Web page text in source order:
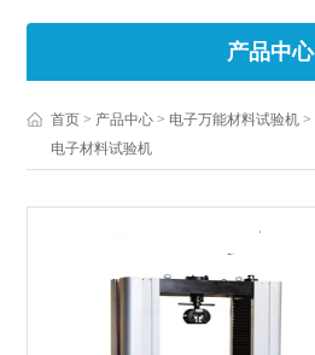
产品中心
首页 > 产品中心 > 电子万能材料试验机 >
电子材料试验机